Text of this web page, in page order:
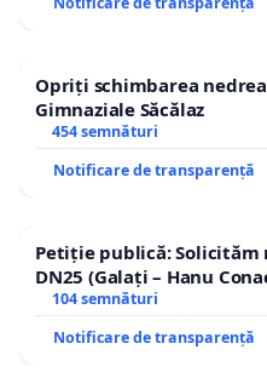
Opriți schimbarea
Gimnaziale Săcălaz
454 semnături
Notificare de transparență
Petiție publică:
DN25 (Galați – Hanu
traseului în afara
104 semnături
Notificare de transparență